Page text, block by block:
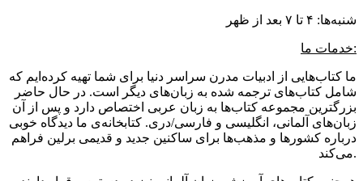
شنبه‌ها: ۴ تا ۷ بعد از ظهر
خدمات ما:
ما کتاب‌هایی از ادبیات مدرن سراسر دنیا برای شما تهیه کرده‌ایم که
شامل کتاب‌های ترجمه شده به زبان‌های دیگر است. در حال حاضر
بزرگترین مجموعه کتاب‌ها به زبان عربی اختصاص دارد و پس از آن
زبان‌های آلمانی، انگلیسی و فارسی/دری. کتابخانه‌ی ما دیدگاه خوبی
درباره کشورها و مذهب‌ها برای ساکنین جدید و قدیمی برلین فراهم
می‌کند.